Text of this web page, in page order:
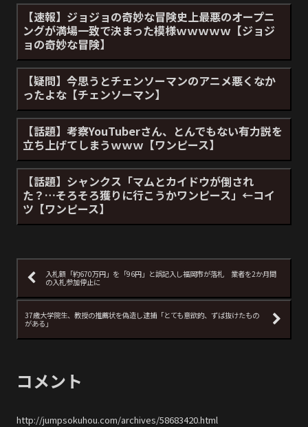
【速報】ジョジョの奇妙な冒険史上最悪のオープニ
ングが満場一致で決まった模様ｗｗｗｗｗ【ジョジ
ョの奇妙な冒険】
【疑問】今思うとチェンソーマンのアニメ悪くなか
ったよな【チェンソーマン】
【話題】考察YouTuberさん、とんでもない有力説を
立ち上げてしまうｗｗｗ【ワンピース】
【話題】シャンクス「マムとカイドウが倒され
た？…そろそろ獲りに行こうかワンピース」←コイ
ツ【ワンピース】
入札額「約670万円」を「96円」と誤記入し福岡市が落札 業者を2か月間
の入札参加停止に
37歳大学院生、教授の推薦状を偽造し逮捕「とても意欲的、ずば抜けたもの
がある」
コメント
http://jumpsokuhou.com/archives/58683420.html